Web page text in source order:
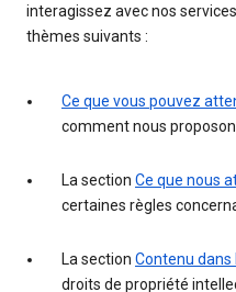
interagissez avec nos
thèmes suivants :
Ce que vous pouvez
comment nous
La section Ce que nous
certaines règles
La section Contenu dans
droits de propriété